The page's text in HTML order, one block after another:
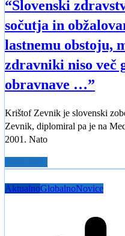
“Slovenski
sočutja in
lastnemu obstoju,
zdravniki niso več
obravnave …”
Krištof Zevnik je slovenski
Zevnik, diplomiral pa je na
2001. Nato
AktualnoGlobalnoNovice